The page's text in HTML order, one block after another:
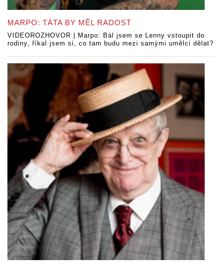
MARPO: TÁTA BY MĚL RADOST
VIDEOROZHOVOR | Marpo: Bál jsem se Lenny vstoupit do
rodiny, říkal jsem si, co tam budu mezi samými umělci dělat?